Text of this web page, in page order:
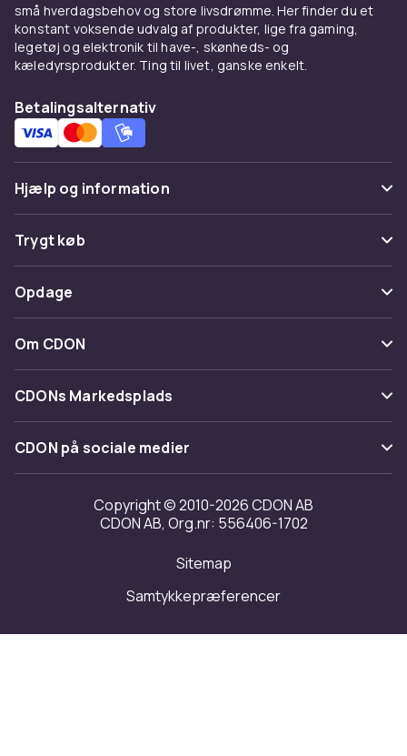
små hverdagsbehov og store livsdrømme. Her finder du et
konstant voksende udvalg af produkter, lige fra gaming,
legetøj og elektronik til have-, skønheds- og
kæledyrsprodukter. Ting til livet, ganske enkelt.
Betalingsalternativ
Hjælp og information
Ofte stillede spørgsmål
Spor pakke
Fortryd & returner her
Kontakt os
Trygt køb
Betaling
Levering
Tilbagekaldelser
Opdage
Kategorier
Maerke
Om CDON
Om os
Kundeanmeldelser
Arbejd på CDON
Investor relations
Tilgængelighed
CDONs Markedsplads
Merchant Help Center
CDON på sociale medier
Copyright © 2010-2026 CDON AB
CDON AB, Org.nr: 556406-1702
Sitemap
Samtykkepræferencer